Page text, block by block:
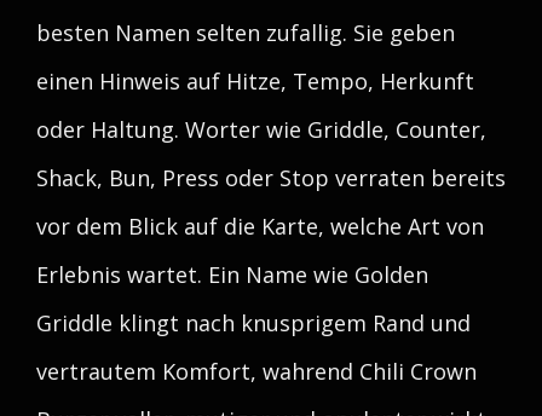
besten Namen selten zufallig. Sie geben
einen Hinweis auf Hitze, Tempo, Herkunft
oder Haltung. Worter wie Griddle, Counter,
Shack, Bun, Press oder Stop verraten bereits
vor dem Blick auf die Karte, welche Art von
Erlebnis wartet. Ein Name wie Golden
Griddle klingt nach knusprigem Rand und
vertrautem Komfort, wahrend Chili Crown